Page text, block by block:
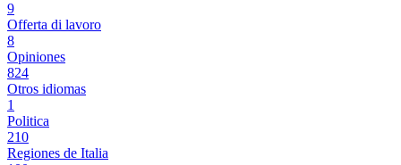
9
Offerta di lavoro
8
Opiniones
824
Otros idiomas
1
Politica
210
Regiones de Italia